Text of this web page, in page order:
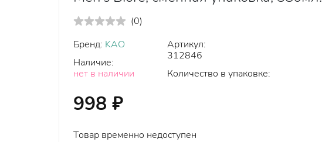
(0)
Бренд: KAO
Наличие:
нет в наличии
Артикул:
312846
Количество в упаковке:
998 ₽
Товар временно недоступен